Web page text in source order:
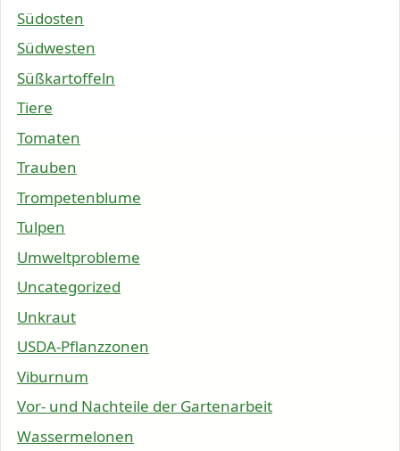
Südosten
Südwesten
Süßkartoffeln
Tiere
Tomaten
Trauben
Trompetenblume
Tulpen
Umweltprobleme
Uncategorized
Unkraut
USDA-Pflanzzonen
Viburnum
Vor- und Nachteile der Gartenarbeit
Wassermelonen